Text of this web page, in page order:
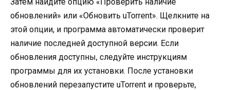
обновлений» или «Обновить uTorrent». Щелкните на
этой опции, и программа автоматически проверит
наличие последней доступной версии. Если
обновления доступны, следуйте инструкциям
программы для их установки. После установки
обновлений перезапустите uTorrent и проверьте,